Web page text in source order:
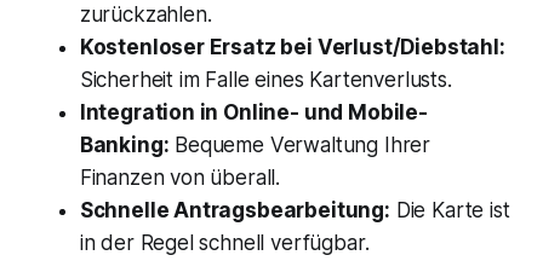
zurückzahlen.
Kostenloser Ersatz bei Verlust/Diebstahl:
Sicherheit im Falle eines Kartenverlusts.
Integration in Online- und Mobile-
Banking: Bequeme Verwaltung Ihrer
Finanzen von überall.
Schnelle Antragsbearbeitung: Die Karte ist
in der Regel schnell verfügbar.